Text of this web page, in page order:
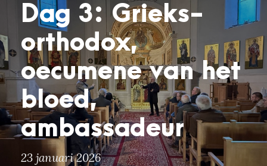
Dag 3: Grieks-
orthodox,
oecumene van het
bloed,
ambassadeur
23 januari 2026